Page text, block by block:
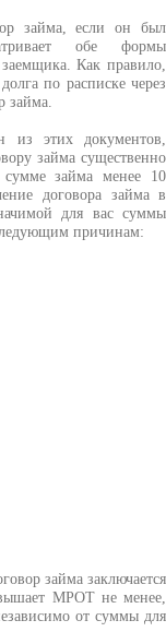
займа, если он был
обе формы
Как правило,
по расписке через
займа.
из этих документов,
займа существенно
сумме займа менее 10
договора займа в
для вас суммы
причинам:
займа заключается
МРОТ не менее,
от суммы для